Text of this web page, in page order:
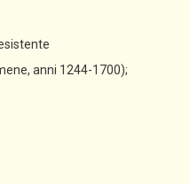
anni 1244-1700);